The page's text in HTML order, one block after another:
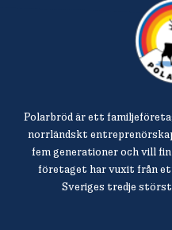
Polarbröd är ett
norrländskt
fem generationer och vill
företaget har vuxit från
Sveriges tredje